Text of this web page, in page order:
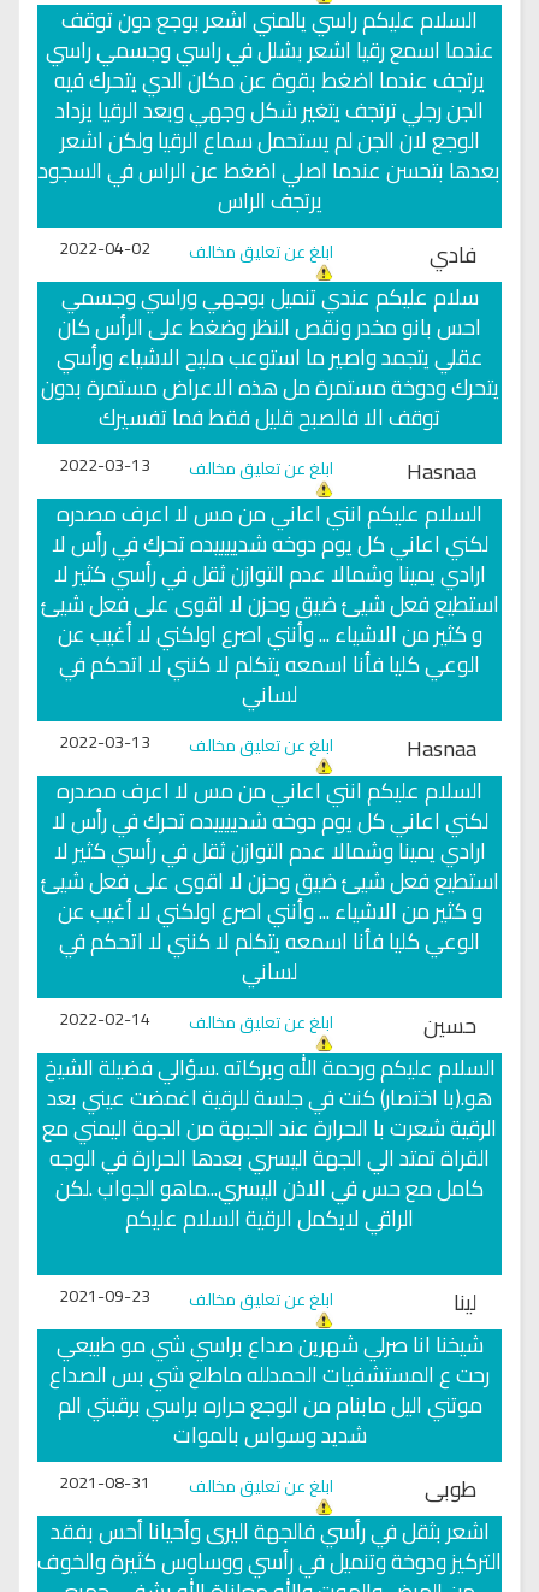
السلام عليكم راسي يالمني اشعر بوجع دون توقف
عندما اسمع رقيا اشعر بشلل في راسي وجسمي راسي
يرتجف عندما اضغط بقوة عن مكان الدي يتحرك فيه
الجن رجلي ترتجف يتغير شكل وجهي وبعد الرقيا يزداد
الوجع لان الجن لم يستحمل سماع الرقيا ولكن اشعر
بعدها بتحسن عندما اصلي اضغط عن الراس في السجود
يرتجف الراس
فادي
ابلغ عن تعليق مخالف 2022-04-02
سلام عليكم عندي تنميل بوجهي وراسي وجسمي
احس بانو مخدر ونقص النظر وضغط على الرأس كان
عقلي يتجمد واصير ما استوعب مليح الاشياء ورأسي
يتحرك ودوخة مستمرة مل هذه الاعراض مستمرة بدون
توقف الا فالصبح قليل فقط فما تفسيرك
Hasnaa
ابلغ عن تعليق مخالف 2022-03-13
السلام عليكم انني اعاني من مس لا اعرف مصدره
لكني اعاني كل يوم دوخه شدييييده تحرك في رأس لا
ارادي يمينا وشمالا عدم التوازن ثقل في رأسي كثير لا
استطيع فعل شيئ ضيق وحزن لا اقوى على فعل شيئ
و كثير من الاشياء ... وأنني اصرع اولكني لا أغيب عن
الوعي كليا فأنا اسمعه يتكلم لا كنني لا اتحكم في
لساني
Hasnaa
ابلغ عن تعليق مخالف 2022-03-13
السلام عليكم انني اعاني من مس لا اعرف مصدره
لكني اعاني كل يوم دوخه شدييييده تحرك في رأس لا
ارادي يمينا وشمالا عدم التوازن ثقل في رأسي كثير لا
استطيع فعل شيئ ضيق وحزن لا اقوى على فعل شيئ
و كثير من الاشياء ... وأنني اصرع اولكني لا أغيب عن
الوعي كليا فأنا اسمعه يتكلم لا كنني لا اتحكم في
لساني
حسين
ابلغ عن تعليق مخالف 2022-02-14
السلام عليكم ورحمة الله وبركاته .سؤالي فضيلة الشيخ
هو.(با اختصار) كنت في جلسة للرقية اغمضت عيني بعد
الرقية شعرت با الحرارة عند الجبهة من الجهة اليمني مع
القراة تمتد الي الجهة اليسري بعدها الحرارة في الوجه
كامل مع حس في الاذن اليسري...ماهو الجواب .لكن
الراقي لايكمل الرقية السلام عليكم
لينا ابلغ عن تعليق مخالف 2021-09-23
شيخنا انا صرلي شهرين صداع براسي شي مو طبيعي
رحت ع المستشفيات الحمدلله ماطلع شي بس الصداع
موتني اليل مابنام من الوجع حراره براسي برقبتي الم
شديد وسواس بالموات
طوبى
ابلغ عن تعليق مخالف 2021-08-31
اشعر بثقل في رأسي فالجهة اليرى وأحيانا أحس بفقد
التركيز ودوخة وتنميل في رأسي ووساوس كثيرة والخوف